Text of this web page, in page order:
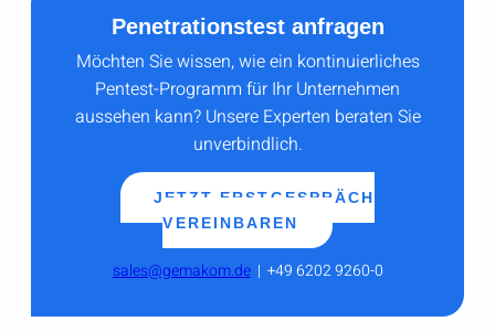
Penetrationstest anfragen
Möchten Sie wissen, wie ein kontinuierliches
Pentest-Programm für Ihr Unternehmen
aussehen kann? Unsere Experten beraten Sie
unverbindlich.
JETZT ERSTGESPRÄCH
VEREINBAREN
sales@gemakom.de| +49 6202 9260-0